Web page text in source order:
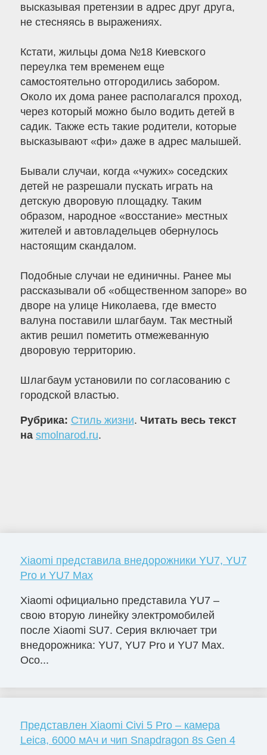
высказывая претензии в адрес друг друга,
не стесняясь в выражениях.
Кстати, жильцы дома №18 Киевского
переулка тем временем еще
самостоятельно отгородились забором.
Около их дома ранее располагался проход,
через который можно было водить детей в
садик. Также есть такие родители, которые
высказывают «фи» даже в адрес малышей.
Бывали случаи, когда «чужих» соседских
детей не разрешали пускать играть на
детскую дворовую площадку. Таким
образом, народное «восстание» местных
жителей и автовладельцев обернулось
настоящим скандалом.
Подобные случаи не единичны. Ранее мы
рассказывали об «общественном запоре» во
дворе на улице Николаева, где вместо
валуна поставили шлагбаум. Так местный
актив решил пометить отмежеванную
дворовую территорию.
Шлагбаум установили по согласованию с
городской властью.
Рубрика: Стиль жизни. Читать весь текст
на smolnarod.ru.
Xiaomi представила внедорожники YU7, YU7
Pro и YU7 Max
Xiaomi официально представила YU7 –
свою вторую линейку электромобилей
после Xiaomi SU7. Серия включает три
внедорожника: YU7, YU7 Pro и YU7 Max.
Осо...
Представлен Xiaomi Civi 5 Pro – камера
Leica, 6000 мАч и чип Snapdragon 8s Gen 4